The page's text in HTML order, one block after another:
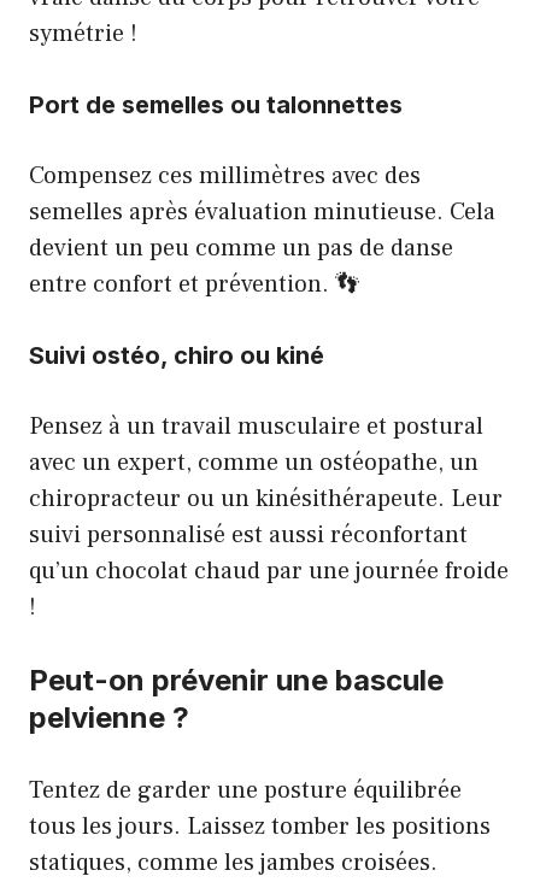
symétrie !
Port de semelles ou talonnettes
Compensez ces millimètres avec des
semelles après évaluation minutieuse. Cela
devient un peu comme un pas de danse
entre confort et prévention. 👣
Suivi ostéo, chiro ou kiné
Pensez à un travail musculaire et postural
avec un expert, comme un ostéopathe, un
chiropracteur ou un kinésithérapeute. Leur
suivi personnalisé est aussi réconfortant
qu’un chocolat chaud par une journée froide
!
Peut-on prévenir une bascule
pelvienne ?
Tentez de garder une posture équilibrée
tous les jours. Laissez tomber les positions
statiques, comme les jambes croisées.